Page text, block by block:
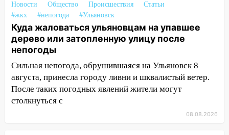
ветром сорвало опалубку со
строящегося дома
13:54 В мэрии Ульяновска рассказали,
как устраняют последствия мощного
13:49 Стихия продолжает крушить
Ульяновск: дерево рухнуло на дом на
Орджоникидзе
Новости Общество Происшествия
Статьи
#жкх
#непогода #Ульяновск
Куда жаловаться ульяновцам на упавшее
дерево или затопленную улицу после
непогоды
Сильная непогода, обрушившаяся на Ульяновск 8
августа, принесла городу ливни и шквалистый ветер.
После таких погодных явлений жители могут
столкнуться с
08.08.2026